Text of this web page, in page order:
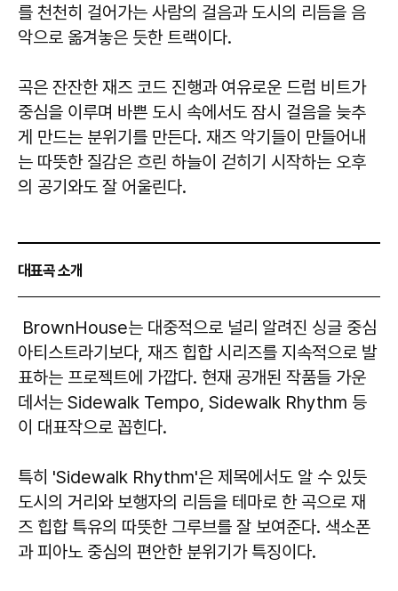
를 천천히 걸어가는 사람의 걸음과 도시의 리듬을 음
악으로 옮겨놓은 듯한 트랙이다.
곡은 잔잔한 재즈 코드 진행과 여유로운 드럼 비트가
중심을 이루며 바쁜 도시 속에서도 잠시 걸음을 늦추
게 만드는 분위기를 만든다. 재즈 악기들이 만들어내
는 따뜻한 질감은 흐린 하늘이 걷히기 시작하는 오후
의 공기와도 잘 어울린다.
대표곡 소개
BrownHouse는 대중적으로 널리 알려진 싱글 중심
아티스트라기보다, 재즈 힙합 시리즈를 지속적으로 발
표하는 프로젝트에 가깝다. 현재 공개된 작품들 가운
데서는 Sidewalk Tempo, Sidewalk Rhythm 등
이 대표작으로 꼽힌다.
특히 'Sidewalk Rhythm'은 제목에서도 알 수 있듯
도시의 거리와 보행자의 리듬을 테마로 한 곡으로 재
즈 힙합 특유의 따뜻한 그루브를 잘 보여준다. 색소폰
과 피아노 중심의 편안한 분위기가 특징이다.